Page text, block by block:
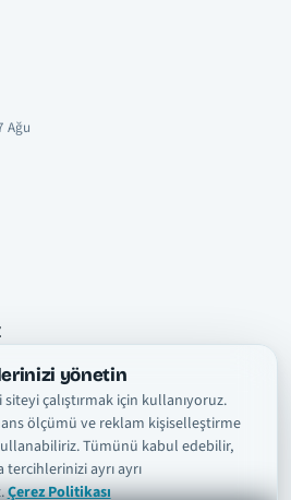
yönetin
çalıştırmak için kullanıyoruz.
ölçümü ve reklam kişiselleştirme
Tümünü kabul edebilir,
ayrı ayrı
Çerez Politikası
Ağu